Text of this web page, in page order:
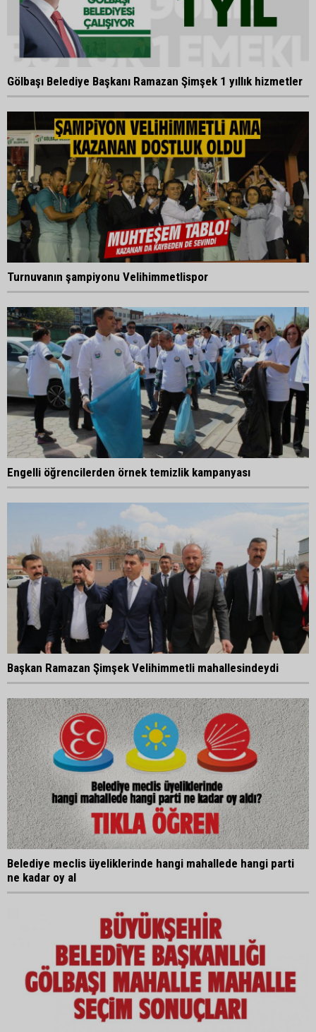
Gölbaşı Belediye Başkanı Ramazan Şimşek 1 yıllık hizmetler
Turnuvanın şampiyonu Velihimmetlispor
Engelli öğrencilerden örnek temizlik kampanyası
Başkan Ramazan Şimşek Velihimmetli mahallesindeydi
Belediye meclis üyeliklerinde hangi mahallede hangi parti
ne kadar oy al